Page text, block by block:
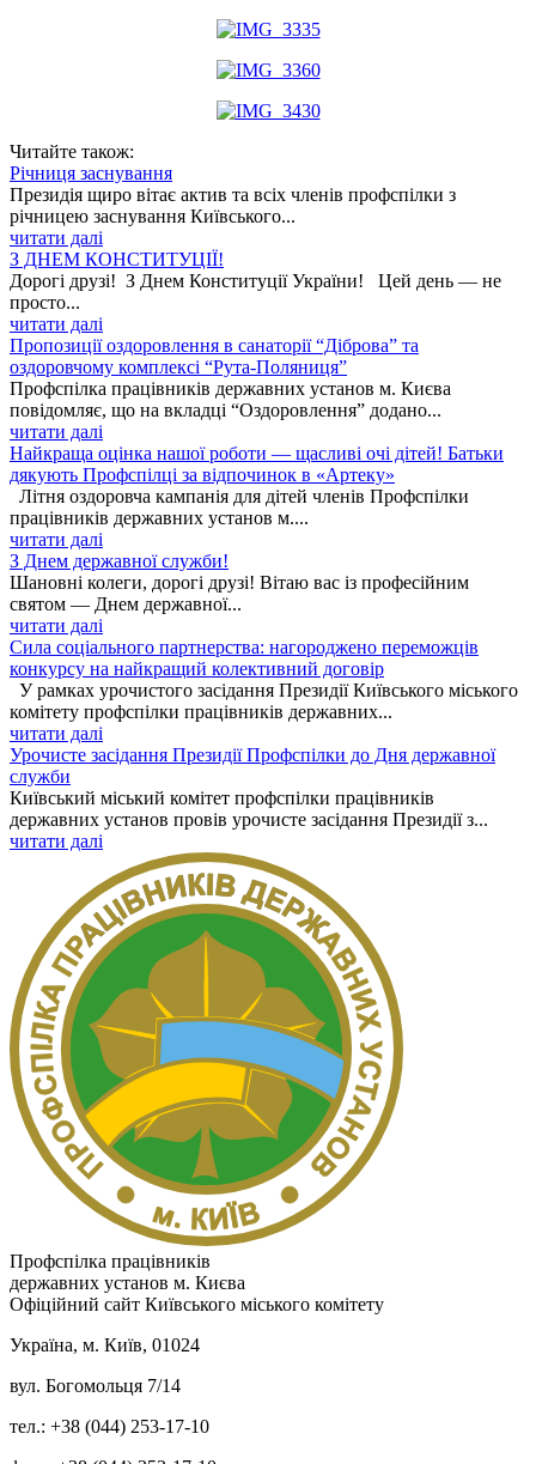
Читайте також:
Річниця заснування
Президія щиро вітає актив та всіх членів профспілки з
річницею заснування Київського...
читати далі
З ДНЕМ КОНСТИТУЦІЇ!
Дорогі друзі! З Днем Конституції України! Цей день — не
просто...
читати далі
Пропозиції оздоровлення в санаторії “Діброва” та
оздоровчому комплексі “Рута-Поляниця”
Профспілка працівників державних установ м. Києва
повідомляє, що на вкладці “Оздоровлення” додано...
читати далі
Найкраща оцінка нашої роботи — щасливі очі дітей! Батьки
дякують Профспілці за відпочинок в «Артеку»
Літня оздоровча кампанія для дітей членів Профспілки
працівників державних установ м....
читати далі
З Днем державної служби!
Шановні колеги, дорогі друзі! Вітаю вас із професійним
святом — Днем державної...
читати далі
Сила соціального партнерства: нагороджено переможців
конкурсу на найкращий колективний договір
У рамках урочистого засідання Президії Київського міського
комітету профспілки працівників державних...
читати далі
Урочисте засідання Президії Профспілки до Дня державної
служби
Київський міський комітет профспілки працівників
державних установ провів урочисте засідання Президії з...
читати далі
Профспілка працівників
державних установ м. Києва
Офіційний сайт Київського міського комітету
Україна, м. Київ, 01024
вул. Богомольця 7/14
тел.: +38 (044) 253-17-10